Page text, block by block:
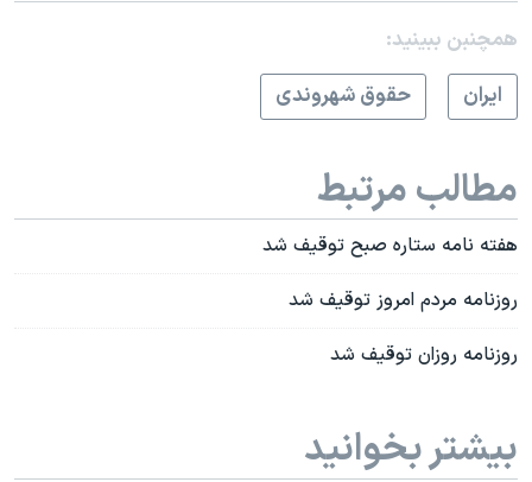
همچنبن ببینید:
ايران
حقوق شهروندی
مطالب مرتبط
هفته نامه ستاره صبح توقیف شد
روزنامه مردم امروز توقیف شد
روزنامه روزان توقیف شد
بیشتر بخوانید